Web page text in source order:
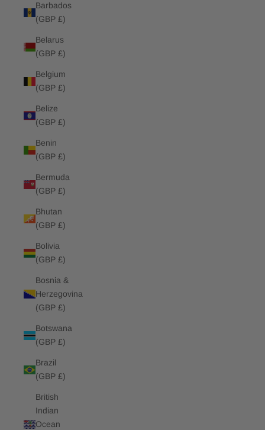
Barbados
(GBP £)
Belarus
(GBP £)
Belgium
(GBP £)
Belize
(GBP £)
Benin
(GBP £)
Bermuda
(GBP £)
Bhutan
(GBP £)
Bolivia
(GBP £)
Bosnia &
Herzegovina
(GBP £)
Botswana
(GBP £)
Brazil
(GBP £)
British
Indian
Ocean